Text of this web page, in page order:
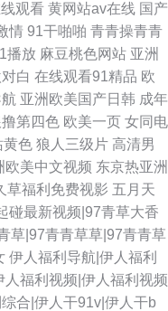
观看 黄网站av在线 国产
情 91干啪啪 青青操青青
播放 麻豆桃色网站 亚洲
白 在线观看91精品 欧
亚洲欧美国产日韩 成年
第四色 欧美一页 女同电
黄色 狼人三级片 高清男
欧美中文视频 东京热亚洲
草福利免费视影 五月天
碰最新视频|97青草大香
草|97青青草草|97青青草
伊人福利导航|伊人福利
福利视频|伊人福利视频
合|伊人干91v|伊人干b